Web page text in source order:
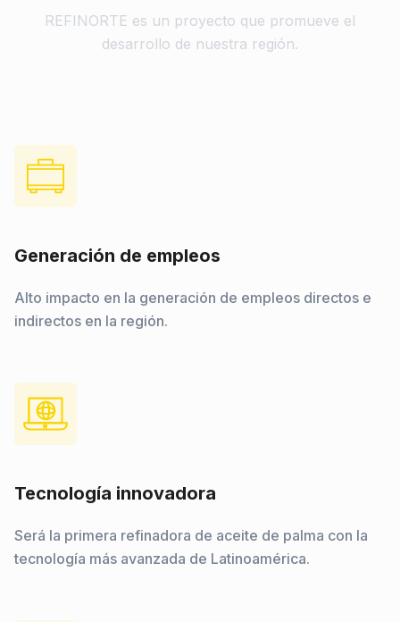
REFINORTE es un proyecto que promueve el
desarrollo de nuestra región.
Generación de empleos
Alto impacto en la generación de empleos directos e
indirectos en la región.
Tecnología innovadora
Será la primera refinadora de aceite de palma con la
tecnología más avanzada de Latinoamérica.